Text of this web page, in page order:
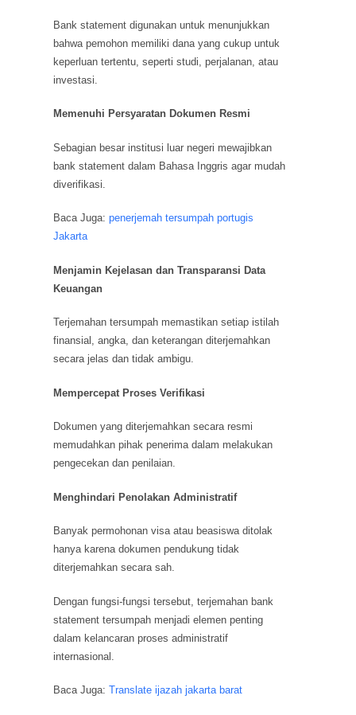
Bank statement digunakan untuk menunjukkan
bahwa pemohon memiliki dana yang cukup untuk
keperluan tertentu, seperti studi, perjalanan, atau
investasi.
Memenuhi Persyaratan Dokumen Resmi
Sebagian besar institusi luar negeri mewajibkan
bank statement dalam Bahasa Inggris agar mudah
diverifikasi.
Baca Juga:penerjemah tersumpah portugis
Jakarta
Menjamin Kejelasan dan Transparansi Data
Keuangan
Terjemahan tersumpah memastikan setiap istilah
finansial, angka, dan keterangan diterjemahkan
secara jelas dan tidak ambigu.
Mempercepat Proses Verifikasi
Dokumen yang diterjemahkan secara resmi
memudahkan pihak penerima dalam melakukan
pengecekan dan penilaian.
Menghindari Penolakan Administratif
Banyak permohonan visa atau beasiswa ditolak
hanya karena dokumen pendukung tidak
diterjemahkan secara sah.
Dengan fungsi-fungsi tersebut, terjemahan bank
statement tersumpah menjadi elemen penting
dalam kelancaran proses administratif
internasional.
Baca Juga:Translate ijazah jakarta barat